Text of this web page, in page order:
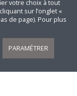
votre choix à tout
sur l’onglet «
de page). Pour plus
PARAMÉTRER